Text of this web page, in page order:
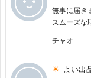
無事に届き
スムーズな
チャオ
よい出